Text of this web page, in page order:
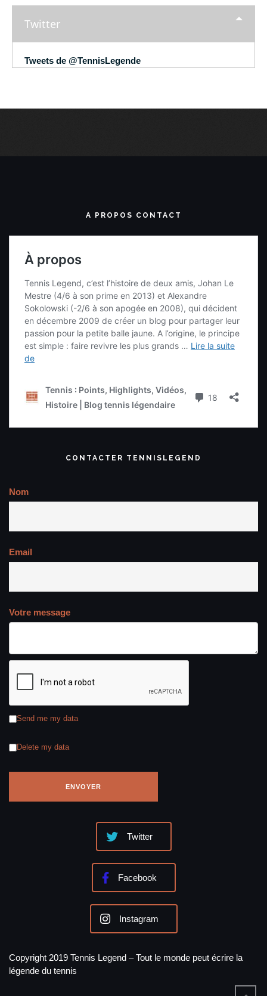
Twitter
Tweets de @TennisLegende
A PROPOS CONTACT
CONTACTER TENNISLEGEND
Nom
Email
Votre message
Send me my data
Delete my data
Twitter
Facebook
Instagram
Copyright 2019 Tennis Legend – Tout le monde peut écrire la
légende du tennis